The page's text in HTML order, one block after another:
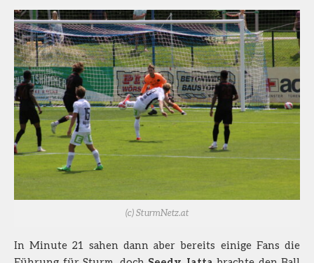
(c) SturmNetz.at
In Minute 21 sahen dann aber bereits einige Fans die